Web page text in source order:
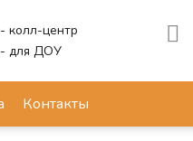
- колл-центр
- для ДОУ
Контакты